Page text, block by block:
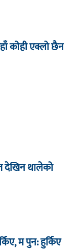
कोही एक्लो छैन
देखिन थालेको
म पुन: हुर्किए